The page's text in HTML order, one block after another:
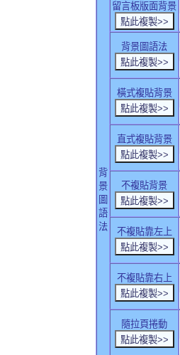
背
景
圖
語
法
留言板版面背景
背景圖語法
橫式複貼背景
直式複貼背景
不複貼背景
不複貼靠左上
不複貼靠右上
隨拉頁捲動